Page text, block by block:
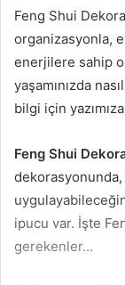
Feng Shui
organizasyonla,
enerjilere sahip
yaşamınızda
bilgi için
Feng Shui
ipucu var. İşte
gerekenler…